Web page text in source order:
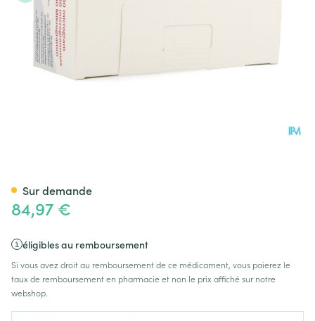
84,97 €
éligibles au remboursement
Si vous avez droit au remboursement de ce médicament, vous paierez le
taux de remboursement en pharmacie et non le prix affiché sur notre
webshop.
Sur demande